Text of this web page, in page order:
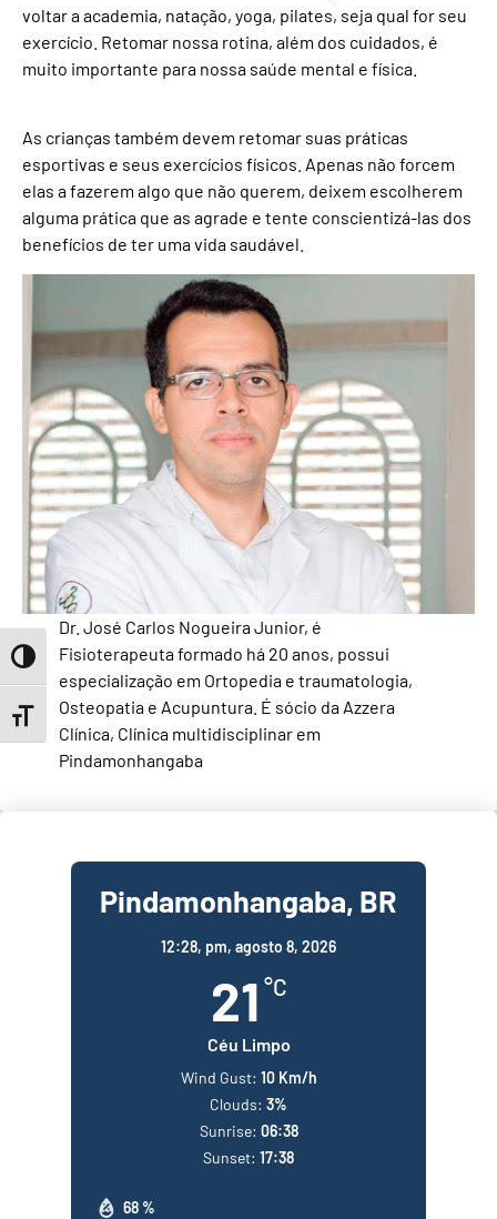
Toggle High Contrast
Toggle Font size
voltar a academia, natação, yoga, pilates, seja qual for seu
exercício. Retomar nossa rotina, além dos cuidados, é
muito importante para nossa saúde mental e física.
As crianças também devem retomar suas práticas
esportivas e seus exercícios físicos. Apenas não forcem
elas a fazerem algo que não querem, deixem escolherem
alguma prática que as agrade e tente conscientizá-las dos
benefícios de ter uma vida saudável.
Dr. José Carlos Nogueira Junior, é
Fisioterapeuta formado há 20 anos, possui
especialização em Ortopedia e traumatologia,
Osteopatia e Acupuntura. É sócio da Azzera
Clínica, Clínica multidisciplinar em
Pindamonhangaba
Pindamonhangaba, BR
12:28, pm, agosto 8, 2026
21 °C
Céu Limpo
68 %
Wind Gust: 10 Km/h
Clouds: 3%
Sunrise: 06:38
Sunset: 17:38